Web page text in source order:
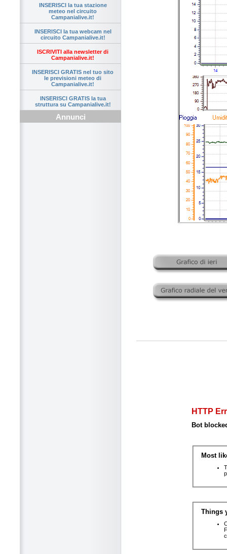
INSERISCI la tua stazione
meteo nel circuito
Campanialive.it!
INSERISCI la tua webcam nel
circuito Campanialive.it!
ISCRIVITI alla newsletter di
Campanialive.it!
INSERISCI GRATIS nel tuo sito
le previsioni meteo di
Campanialive.it!
INSERISCI GRATIS la tua
struttura su Campanialive.it!
Annunci